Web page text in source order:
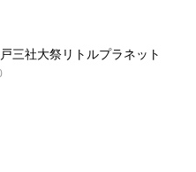
三社大祭リトルプラネット